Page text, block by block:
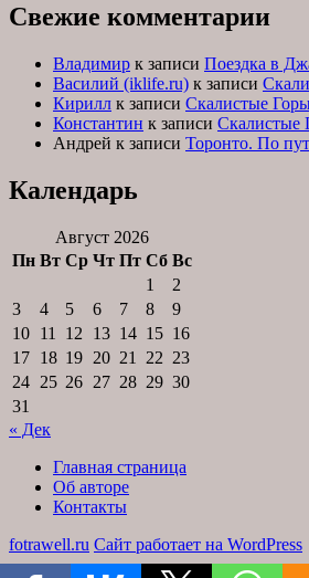
Свежие комментарии
Владимир к записи Поездка в
Василий (iklife.ru) к записи
Кирилл к записи Скалистые
Константин к записи Скалистые
Андрей к записи Торонто. По
Календарь
Август 2026
Пн Вт Ср Чт Пт Сб Вс
1
2
3
4 5 6 7 8
9
10 11 12 13 14 15 16
17 18 19 20 21 22 23
24 25 26 27 28 29 30
31
« Дек
Главная страница
Об авторе
Контакты
fotrawell.ru Сайт работает на WordPress